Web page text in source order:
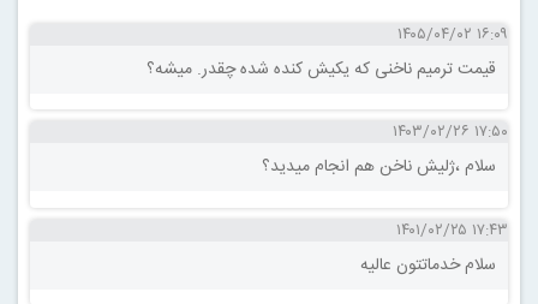
۱۶:۰۹ ۱۴۰۵/۰۴/۰۲
قیمت ترمیم ناخنی که یکیش کنده شده چقدر. میشه؟
۱۷:۵۰ ۱۴۰۳/۰۲/۲۶
سلام ،ژلیش ناخن هم انجام میدید؟
۱۷:۴۳ ۱۴۰۱/۰۲/۲۵
سلام خدماتتون عالیه